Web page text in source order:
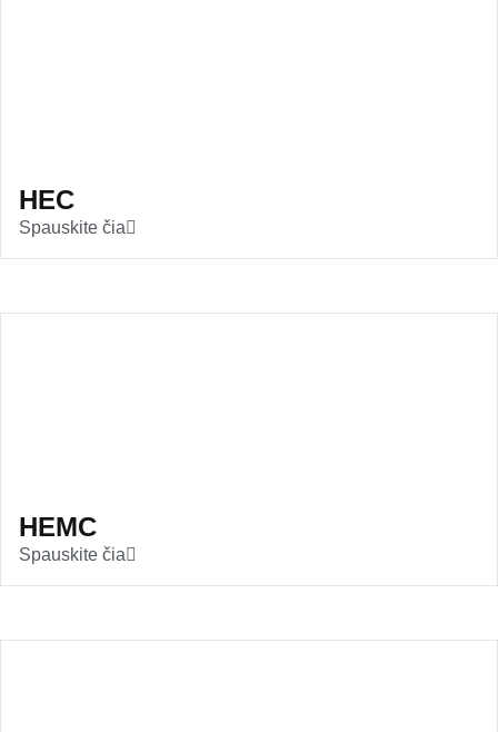
HEC
Spauskite čia
HEMC
Spauskite čia